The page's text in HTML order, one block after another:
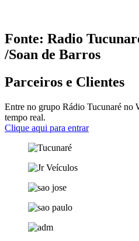
Fonte: Radio
/Soan de Barros
Parceiros e Clientes
Entre no grupo Rádio Tucunaré no
tempo real.
Clique aqui para entrar